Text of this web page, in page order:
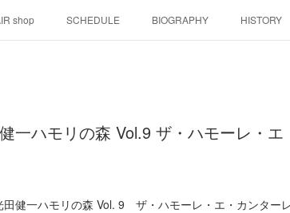
shop SCHEDULE BIOGRAPHY HISTORY
ハモリの森 Vol.9 ザ・ハモーレ・エ
健一ハモリの森 Vol. 9 ザ・ハモーレ・エ・カンター